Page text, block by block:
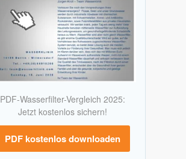
PDF-Wasserfilter-Vergleich 2025:
Jetzt kostenlos sichern!
PDF kostenlos downloaden